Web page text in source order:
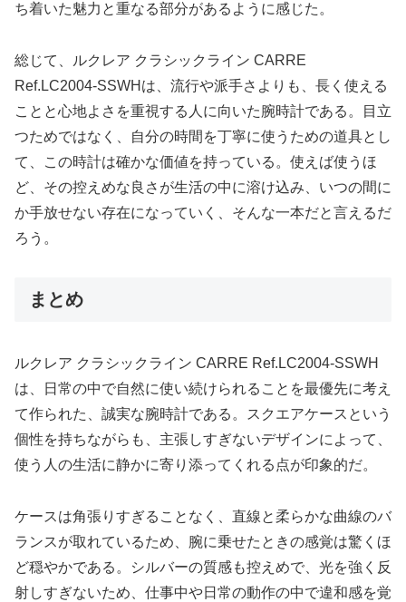
ち着いた魅力と重なる部分があるように感じた。
総じて、ルクレア クラシックライン CARRE
Ref.LC2004-SSWHは、流行や派手さよりも、長く使える
ことと心地よさを重視する人に向いた腕時計である。目立
つためではなく、自分の時間を丁寧に使うための道具とし
て、この時計は確かな価値を持っている。使えば使うほ
ど、その控えめな良さが生活の中に溶け込み、いつの間に
か手放せない存在になっていく、そんな一本だと言えるだ
ろう。
まとめ
ルクレア クラシックライン CARRE Ref.LC2004-SSWH
は、日常の中で自然に使い続けられることを最優先に考え
て作られた、誠実な腕時計である。スクエアケースという
個性を持ちながらも、主張しすぎないデザインによって、
使う人の生活に静かに寄り添ってくれる点が印象的だ。
ケースは角張りすぎることなく、直線と柔らかな曲線のバ
ランスが取れているため、腕に乗せたときの感覚は驚くほ
ど穏やかである。シルバーの質感も控えめで、光を強く反
射しすぎないため、仕事中や日常の動作の中で違和感を覚